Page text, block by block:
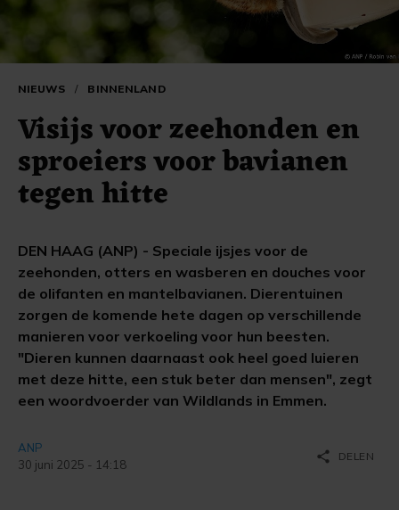
NIEUWS / BINNENLAND
Visijs voor zeehonden en
sproeiers voor bavianen
tegen hitte
DEN HAAG (ANP) - Speciale ijsjes voor de
zeehonden, otters en wasberen en douches voor
de olifanten en mantelbavianen. Dierentuinen
zorgen de komende hete dagen op verschillende
manieren voor verkoeling voor hun beesten.
"Dieren kunnen daarnaast ook heel goed luieren
met deze hitte, een stuk beter dan mensen", zegt
een woordvoerder van Wildlands in Emmen.
ANP
30 juni 2025 - 14:18
share DELEN